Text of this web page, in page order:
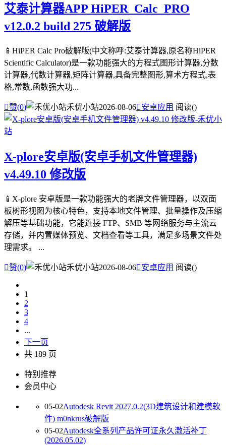
艾泰计算器APP HiPER_Calc_PRO
v12.0.2 build 275 破解版
📱HiPER Calc Pro破解版(中文称呼:艾泰计算器,原名称HiPER
Scientific Calculator)是一款功能强大的方程式图形计算器,分数
计算器,代数计算器,矩阵计算器,具备完整图形,算术方程式,表
格,常数,函数强大功...
赞(0) 禾优小站2026-08-06安卓应用 阅读()
X-plore安卓版(安卓手机文件管理器)
v4.49.10 修改版
📱X-plore 安卓版是一款功能强大的老牌文件管理器，以双面
板树形视图为核心特色，支持本地文件管理、批量操作及压缩
解压等基础功能，它能连接 FTP、SMB 等网络服务与主流云
存储，并内置媒体预览、文档查看等工具，满足多场景文件处
理需求。 ...
赞(0) 禾优小站2026-08-06安卓应用 阅读()
1
2
3
4
...
下一页
共 189 页
特别推荐
会员中心
05-02Autodesk Revit 2027.0.2(3D建筑设计和建模软
件) m0nkrus破解版
05-02Autodesk全系列产品许可证永久激活补丁
(2026.05.02)